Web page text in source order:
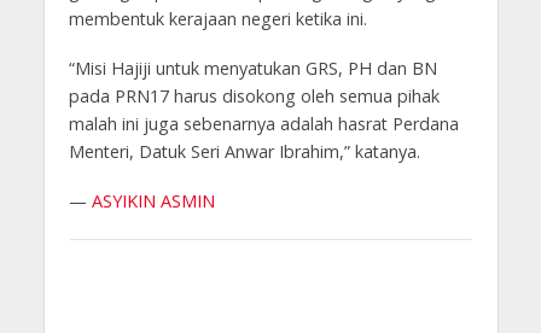
membentuk kerajaan negeri ketika ini.
“Misi Hajiji untuk menyatukan GRS, PH dan BN
pada PRN17 harus disokong oleh semua pihak
malah ini juga sebenarnya adalah hasrat Perdana
Menteri, Datuk Seri Anwar Ibrahim,” katanya.
— ASYIKIN ASMIN